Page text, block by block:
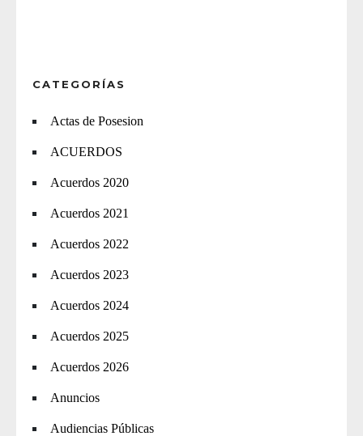
CATEGORÍAS
Actas de Posesion
ACUERDOS
Acuerdos 2020
Acuerdos 2021
Acuerdos 2022
Acuerdos 2023
Acuerdos 2024
Acuerdos 2025
Acuerdos 2026
Anuncios
Audiencias Públicas